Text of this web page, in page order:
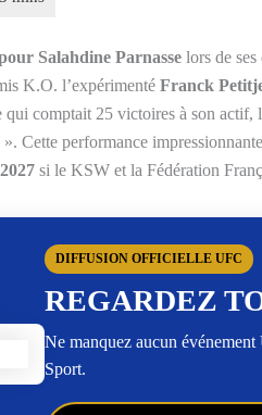
Salahdine Parnasse lors de
K.O. l’expérimenté Franck
qui comptait 25 victoires à son actif,
Cette performance
2027 si le KSW et la Fédération
DIFFUSION OFFICIELLE UFC
REGARDEZ
Ne manquez aucun
Sport.